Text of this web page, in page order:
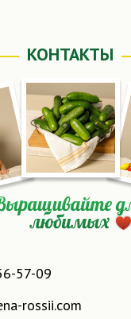
КОНТАКТЫ
57-09
rossii.com